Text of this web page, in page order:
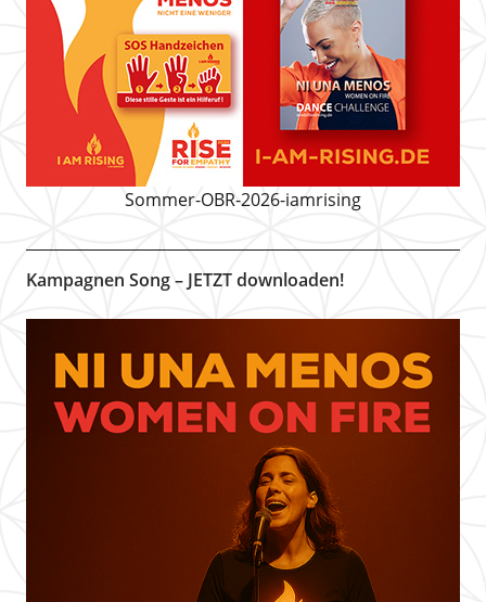
Sommer-OBR-2026-iamrising
Kampagnen Song – JETZT downloaden!